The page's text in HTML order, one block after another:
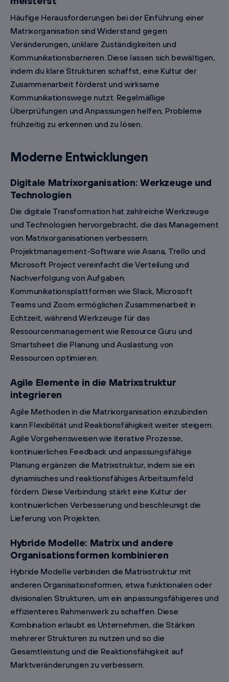
Häufige Herausforderungen bei der Einführung einer
Matrixorganisation sind Widerstand gegen
Veränderungen, unklare Zuständigkeiten und
Kommunikationsbarrieren. Diese lassen sich bewältigen,
indem du klare Strukturen schaffst, eine Kultur der
Zusammenarbeit förderst und wirksame
Kommunikationswege nutzt. Regelmäßige
Überprüfungen und Anpassungen helfen, Probleme
frühzeitig zu erkennen und zu lösen.
Moderne Entwicklungen
Digitale Matrixorganisation: Werkzeuge und
Technologien
Die digitale Transformation hat zahlreiche Werkzeuge
und Technologien hervorgebracht, die das Management
von Matrixorganisationen verbessern.
Projektmanagement-Software wie Asana, Trello und
Microsoft Project vereinfacht die Verteilung und
Nachverfolgung von Aufgaben.
Kommunikationsplattformen wie Slack, Microsoft
Teams und Zoom ermöglichen Zusammenarbeit in
Echtzeit, während Werkzeuge für das
Ressourcenmanagement wie Resource Guru und
Smartsheet die Planung und Auslastung von
Ressourcen optimieren.
Agile Elemente in die Matrixstruktur
integrieren
Agile Methoden in die Matrixorganisation einzubinden
kann Flexibilität und Reaktionsfähigkeit weiter steigern.
Agile Vorgehensweisen wie iterative Prozesse,
kontinuierliches Feedback und anpassungsfähige
Planung ergänzen die Matrixstruktur, indem sie ein
dynamisches und reaktionsfähiges Arbeitsumfeld
fördern. Diese Verbindung stärkt eine Kultur der
kontinuierlichen Verbesserung und beschleunigt die
Lieferung von Projekten.
Hybride Modelle: Matrix und andere
Organisationsformen kombinieren
Hybride Modelle verbinden die Matrixstruktur mit
anderen Organisationsformen, etwa funktionalen oder
divisionalen Strukturen, um ein anpassungsfähigeres und
effizienteres Rahmenwerk zu schaffen. Diese
Kombination erlaubt es Unternehmen, die Stärken
mehrerer Strukturen zu nutzen und so die
Gesamtleistung und die Reaktionsfähigkeit auf
Marktveränderungen zu verbessern.